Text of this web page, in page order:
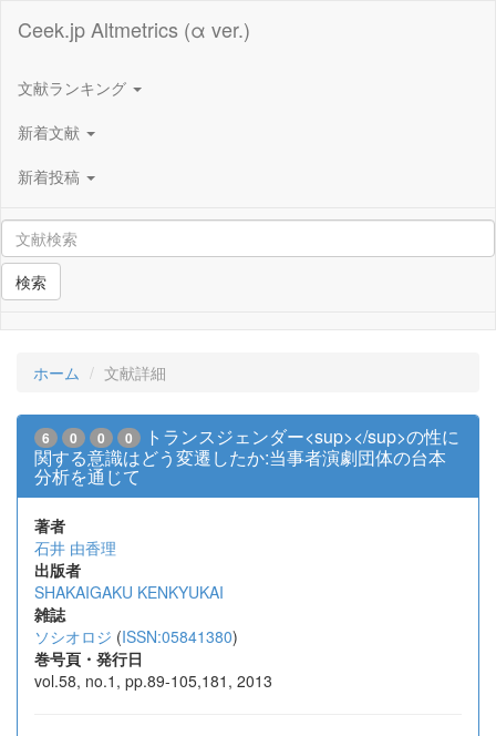
Ceek.jp Altmetrics (α ver.)
文献ランキング
新着文献
新着投稿
検索
ホーム 文献詳細
6 0 0 0
トランスジェンダー<sup></sup>の性に
関する意識はどう変遷したか:当事者演劇団体の台本
分析を通じて
著者
石井 由香理
出版者
SHAKAIGAKU KENKYUKAI
雑誌
ソシオロジ (ISSN:05841380)
巻号頁・発行日
vol.58, no.1, pp.89-105,181, 2013